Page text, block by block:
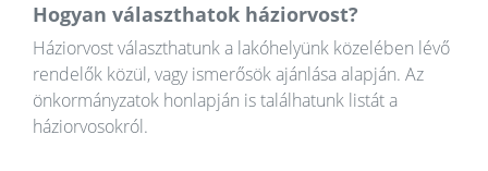
Hogyan választhatok háziorvost?
Háziorvost választhatunk a lakóhelyünk közelében lévő
rendelők közül, vagy ismerősök ajánlása alapján. Az
önkormányzatok honlapján is találhatunk listát a
háziorvosokról.